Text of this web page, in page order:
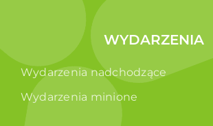
WYDARZENIA
Wydarzenia nadchodzące
Wydarzenia minione